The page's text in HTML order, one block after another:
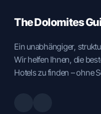
The Dolomites
Ein unabhängiger,
Wir helfen Ihnen, die
Hotels zu finden – ohne